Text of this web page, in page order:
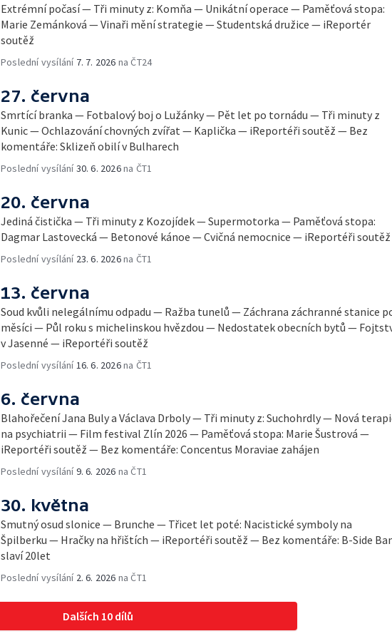
Extrémní počasí — Tři minuty z: Komňa — Unikátní operace — Paměťová stopa:
Marie Zemánková — Vinaři mění strategie — Studentská družice — iReportér
soutěž
Poslední vysílání 7. 7. 2026 na ČT24
27. června
Smrtící branka — Fotbalový boj o Lužánky — Pět let po tornádu — Tři minuty z
Kunic — Ochlazování chovných zvířat — Kaplička — iReportéři soutěž — Bez
komentáře: Sklizeň obilí v Bulharech
Poslední vysílání30. 6. 2026na ČT1
20. června
Jediná čistička — Tři minuty z Kozojídek — Supermotorka — Paměťová stopa:
Dagmar Lastovecká — Betonové kánoe — Cvičná nemocnice — iReportéři soutěž
Poslední vysílání 23. 6. 2026na ČT1
13. června
Soud kvůli nelegálnímu odpadu — Ražba tunelů — Záchrana záchranné stanice
měsíci — Půl roku s michelinskou hvězdou — Nedostatek obecních bytů —
v Jasenné — iReportéři soutěž
Poslední vysílání16. 6. 2026na ČT1
6. června
Blahořečení Jana Buly a Václava Drboly — Tři minuty z: Suchohrdly — Nová
na psychiatrii — Film festival Zlín 2026 — Paměťová stopa: Marie Šustrová —
iReportéři soutěž — Bez komentáře: Concentus Moraviae zahájen
Poslední vysílání9. 6. 2026 na ČT1
30. května
Smutný osud slonice — Brunche — Třicet let poté: Nacistické symboly na
Špilberku — Hračky na hřištích — iReportéři soutěž — Bez komentáře: B-Side
slaví 20let
Poslední vysílání 2. 6. 2026 na ČT1
Dalších 10 dílů